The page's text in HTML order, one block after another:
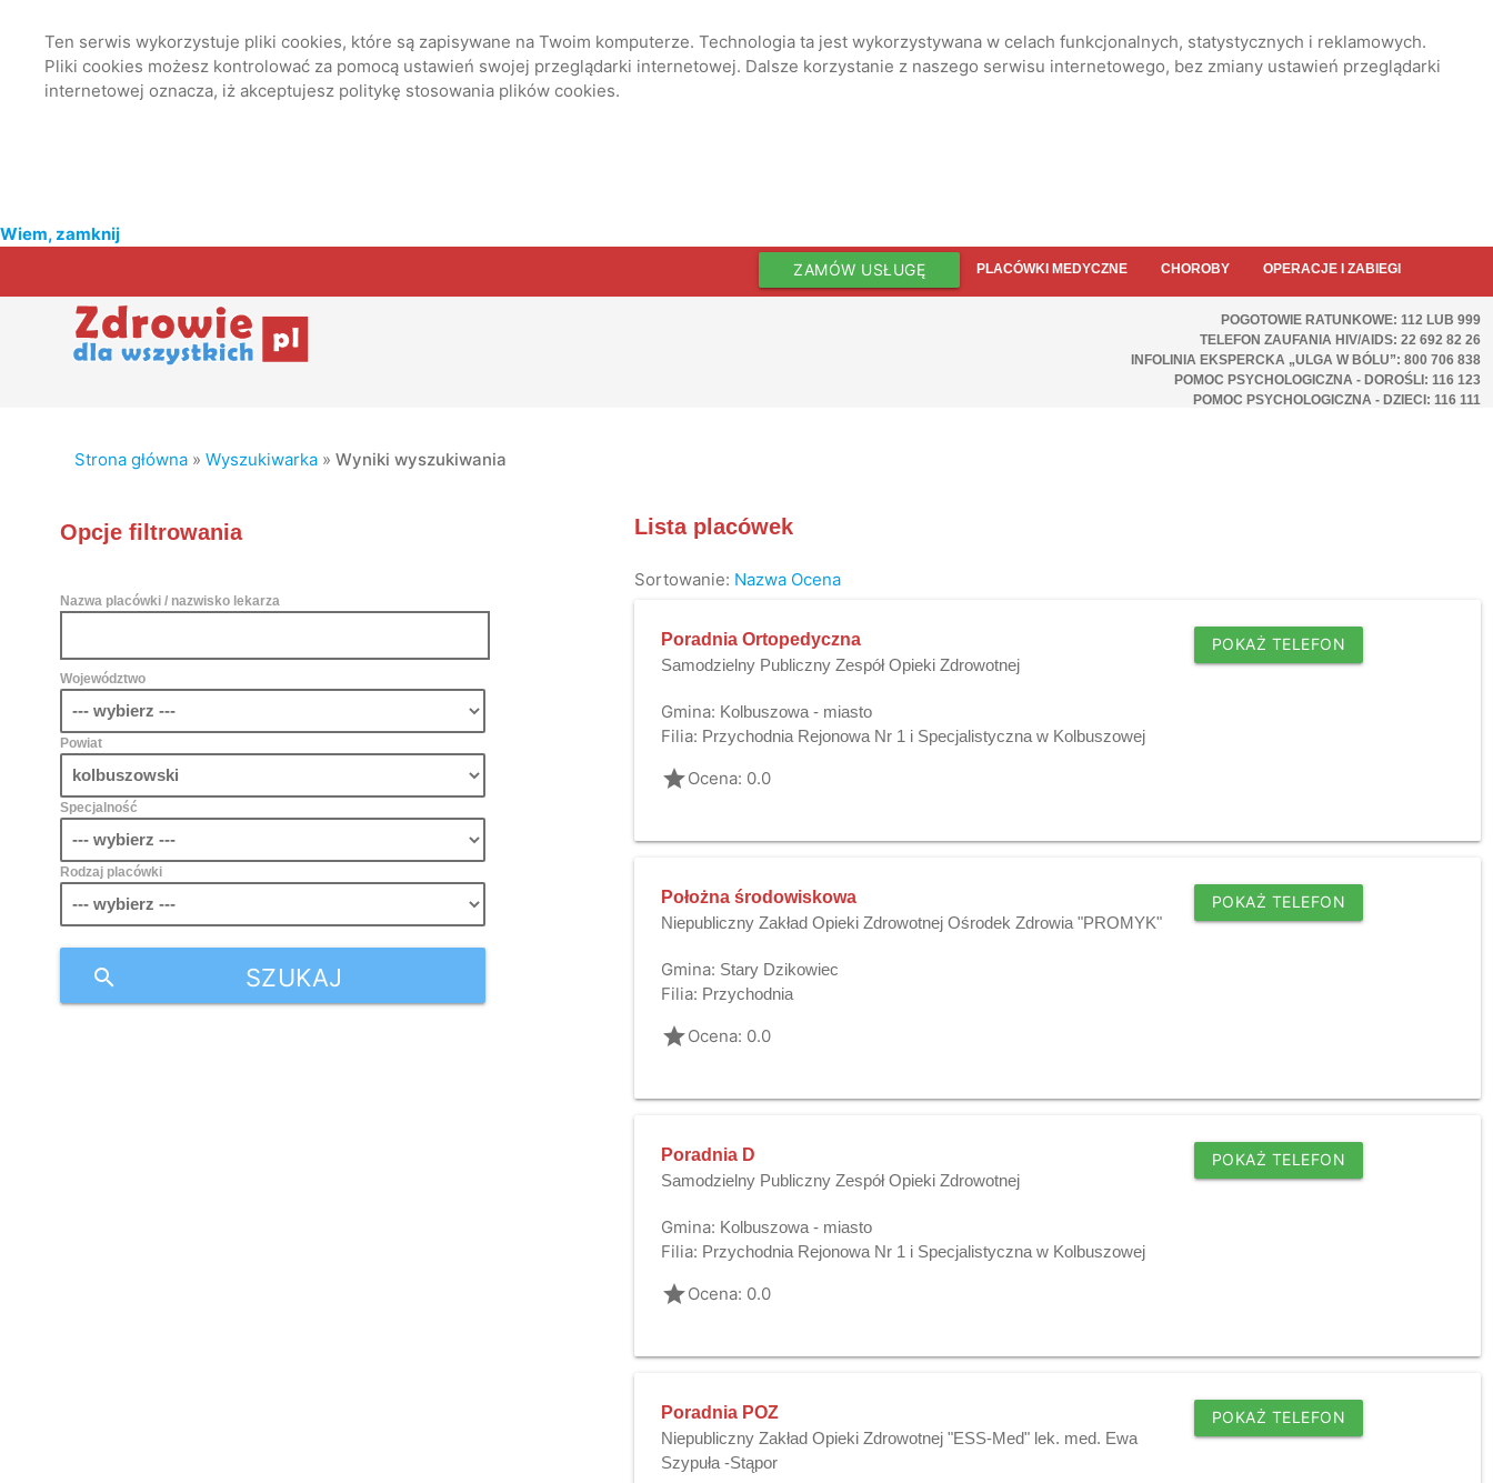
Ten serwis wykorzystuje pliki cookies, które są zapisywane na Twoim komputerze. Technologia ta jest wykorzystywana w celach funkcjonalnych, statystycznych i reklamowych.
Pliki cookies możesz kontrolować za pomocą ustawień swojej przeglądarki internetowej. Dalsze korzystanie z naszego serwisu internetowego, bez zmiany ustawień przeglądarki
internetowej oznacza, iż akceptujesz politykę stosowania plików cookies.
Wiem, zamknij
ZAMÓW USŁUGĘ PLACÓWKI MEDYCZNE CHOROBY OPERACJE I ZABIEGI
POGOTOWIE RATUNKOWE: 112 LUB 999
TELEFON ZAUFANIA HIV/AIDS: 22 692 82 26
INFOLINIA EKSPERCKA „ULGA W BÓLU”: 800 706 838
POMOC PSYCHOLOGICZNA - DOROŚLI: 116 123
POMOC PSYCHOLOGICZNA - DZIECI: 116 111
Strona główna »Wyszukiwarka »Wyniki wyszukiwania
Opcje filtrowania
Nazwa placówki / nazwisko lekarza
Województwo
Powiat
Specjalność
Rodzaj placówki
SZUKAJ
search
Lista placówek
Sortowanie: Nazwa Ocena
Poradnia Ortopedyczna
Samodzielny Publiczny Zespół Opieki Zdrowotnej
POKAŻ TELEFON
Gmina: Kolbuszowa - miasto
Filia: Przychodnia Rejonowa Nr 1 i Specjalistyczna w Kolbuszowej
gradeOcena: 0.0
Położna środowiskowa
Niepubliczny Zakład Opieki Zdrowotnej Ośrodek Zdrowia "PROMYK"
POKAŻ TELEFON
Gmina: Stary Dzikowiec
Filia: Przychodnia
gradeOcena: 0.0
Poradnia D
Samodzielny Publiczny Zespół Opieki Zdrowotnej
POKAŻ TELEFON
Gmina: Kolbuszowa - miasto
Filia: Przychodnia Rejonowa Nr 1 i Specjalistyczna w Kolbuszowej
gradeOcena: 0.0
Poradnia POZ
Niepubliczny Zakład Opieki Zdrowotnej "ESS-Med" lek. med. Ewa
Szypuła -Stąpor
POKAŻ TELEFON